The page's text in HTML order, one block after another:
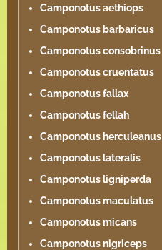
Camponotus aethiops
Camponotus barbaricus
Camponotus consobrinus
Camponotus cruentatus
Camponotus fallax
Camponotus fellah
Camponotus herculeanus
Camponotus lateralis
Camponotus ligniperda
Camponotus maculatus
Camponotus micans
Camponotus nigriceps